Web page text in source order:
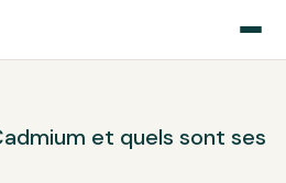
et quels sont ses